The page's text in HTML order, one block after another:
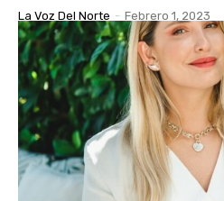
La Voz Del Norte - Febrero 1, 2023